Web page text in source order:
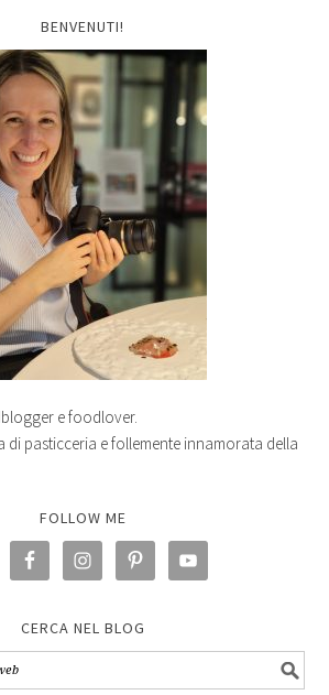
BENVENUTI!
e foodlover.
di pasticceria e follemente innamorata della
FOLLOW ME
CERCA NEL BLOG